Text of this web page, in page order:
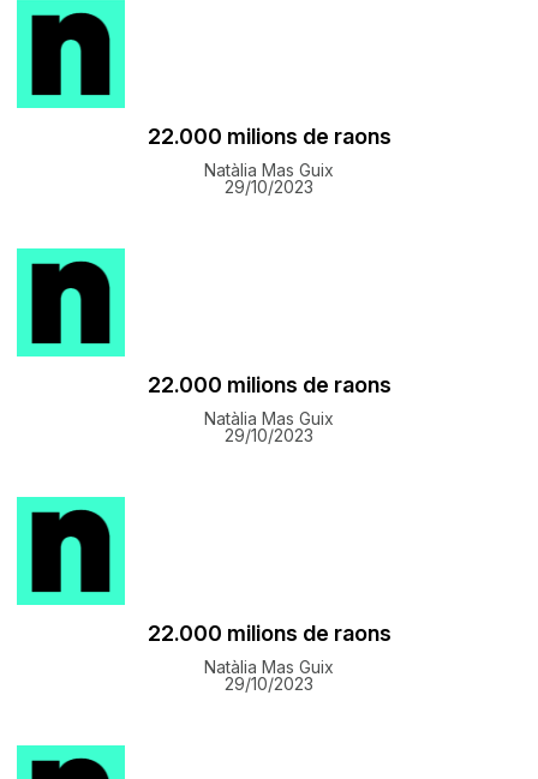
22.000 milions de raons
Natàlia Mas Guix
29/10/2023
22.000 milions de raons
Natàlia Mas Guix
29/10/2023
22.000 milions de raons
Natàlia Mas Guix
29/10/2023